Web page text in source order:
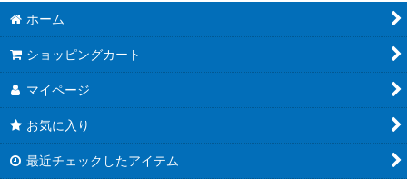
ホーム
ショッピングカート
マイページ
お気に入り
最近チェックしたアイテム